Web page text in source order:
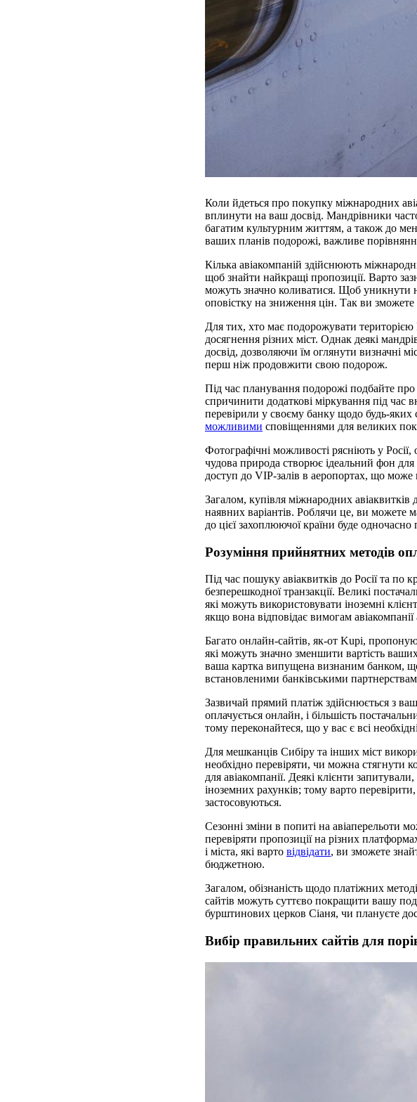
Коли йдеться про покупку міжнародних
вплинути на ваш досвід. Мандрівники
багатим культурним життям, а також до
ваших планів подорожі, важливе
Кілька авіакомпаній здійснюють
щоб знайти найкращі пропозиції. Варто
можуть значно коливатися. Щоб уникнути
оповістку на зниження цін. Так ви
Для тих, хто має подорожувати
досягнення різних міст. Однак деякі
досвід, дозволяючи їм оглянути визначні
перш ніж продовжити свою подорож.
Під час планування подорожі подбайте
спричинити додаткові міркування під
перевірили у своєму банку щодо будь-
можливими сповіщеннями для великих
Фотографічні можливості рясніють у
чудова природа створює ідеальний фон
доступ до VIP-залів в аеропортах, що може
Загалом, купівля міжнародних авіаквитків
наявних варіантів. Роблячи це, ви можете
до цієї захоплюючої країни буде
Розуміння прийнятних методів
Під час пошуку авіаквитків до Росії та по
безперешкодної транзакції. Великі
які можуть використовувати іноземні
якщо вона відповідає вимогам
Багато онлайн-сайтів, як-от Kupi,
які можуть значно зменшити вартість
ваша картка випущена визнаним банком,
встановленими банківськими
Зазвичай прямий платіж здійснюється з
оплачується онлайн, і більшість
тому переконайтеся, що у вас є всі
Для мешканців Сибіру та інших міст
необхідно перевіряти, чи можна стягнути
для авіакомпанії. Деякі клієнти
іноземних рахунків; тому варто
застосовуються.
Сезонні зміни в попиті на авіаперельоти
перевіряти пропозиції на різних
і міста, які варто відвідати, ви зможете
бюджетною.
Загалом, обізнаність щодо платіжних
сайтів можуть суттєво покращити вашу
бурштинових церков Сіаня, чи плануєте
Вибір правильних сайтів для